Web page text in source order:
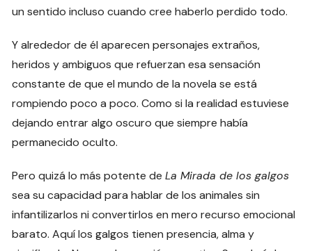
un sentido incluso cuando cree haberlo perdido todo.
Y alrededor de él aparecen personajes extraños,
heridos y ambiguos que refuerzan esa sensación
constante de que el mundo de la novela se está
rompiendo poco a poco. Como si la realidad estuviese
dejando entrar algo oscuro que siempre había
permanecido oculto.
Pero quizá lo más potente deLa Mirada de los galgos
sea su capacidad para hablar de los animales sin
infantilizarlos ni convertirlos en mero recurso emocional
barato. Aquí los galgos tienen presencia, alma y